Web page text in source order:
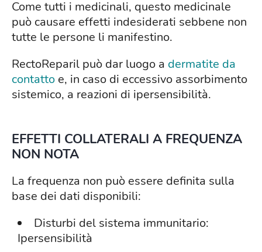
Come tutti i medicinali, questo medicinale
può causare effetti indesiderati sebbene non
tutte le persone li manifestino.
RectoReparil può dar luogo a dermatite da
contatto e, in caso di eccessivo assorbimento
sistemico, a reazioni di ipersensibilità.
EFFETTI COLLATERALI A FREQUENZA
NON NOTA
La frequenza non può essere definita sulla
base dei dati disponibili:
Disturbi del sistema immunitario:
Ipersensibilità